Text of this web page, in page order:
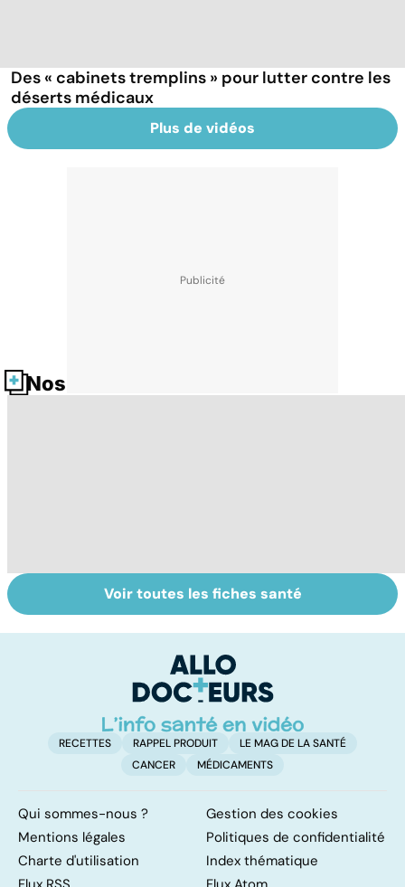
Des « cabinets tremplins » pour lutter contre les
déserts médicaux
Plus de vidéos
Nos fiches santé
Médecins
étrangers : des
Tout savoir sur
les infections
Voir toutes les fiches santé
RECETTES RAPPEL PRODUIT
LE MAG DE LA SANTÉ
CANCER
MÉDICAMENTS
Qui sommes-nous ?
Gestion des cookies
Mentions légales
Politiques de confidentialité
Charte d'utilisation
Index thématique